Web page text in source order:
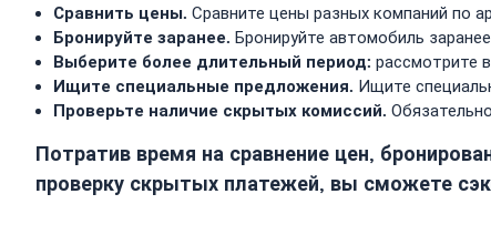
Сравнить цены. Сравните цены разных компаний по
Бронируйте заранее. Бронируйте автомобиль
Выберите более длительный период: рассмотрите
Ищите специальные предложения. Ищите
Проверьте наличие скрытых комиссий.
Потратив время на сравнение цен,
проверку скрытых платежей, вы сможете